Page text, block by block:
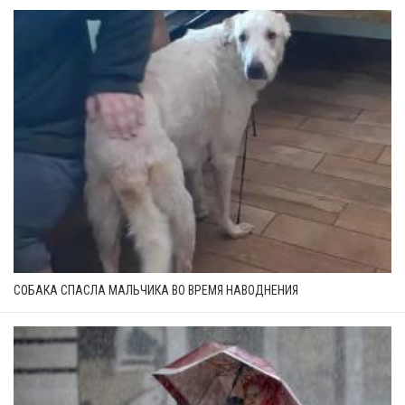
СОБАКА СПАСЛА МАЛЬЧИКА ВО ВРЕМЯ НАВОДНЕНИЯ